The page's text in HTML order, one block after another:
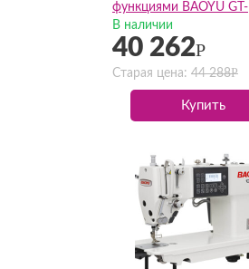
функциями BAOYU GT-
288E(Комплект)
В наличии
40 262Р
Старая цена: 44 288Р
Купить